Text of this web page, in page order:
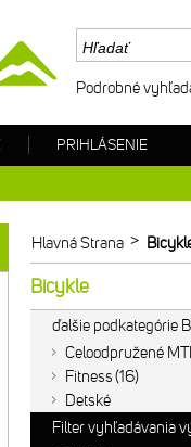
Hlavná Strana >
Bicykle
ďalšie podkategórie
Celoodpružené
Fitness 16
Detské
Filter vyhľadávania
Podrobné
PRIHLÁSENIE